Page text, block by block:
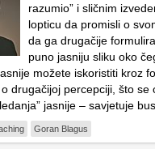
razumio” i sličnim
lopticu da promisli o
da ga drugačije
puno jasniju sliku oko
možete iskoristiti kroz
drugačijoj percepciji, što
jasnije – savjetuje
Goran Blagus